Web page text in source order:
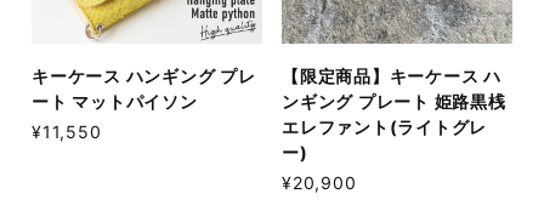
キーケース ハンギング プレ
ート マットパイソン
¥11,550
【限定商品】キーケース ハ
ンギング プレート 姫路黒桟
エレファント(ライトグレ
ー)
¥20,900